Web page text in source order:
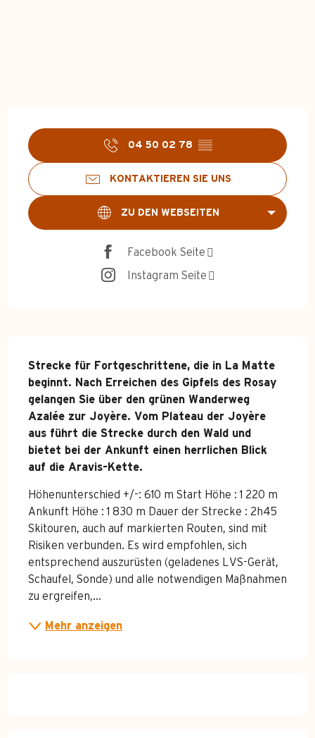
Öffnungszeiten &
04 50 02 78 ▒▒
KONTAKTIEREN SIE UNS
ZU DEN WEBSEITEN
Facebook Seite
Instagram Seite
Beschreibung
Strecke für Fortgeschrittene, die in La Matte
beginnt. Nach Erreichen des Gipfels des Rosay
gelangen Sie über den grünen Wanderweg
Azalée zur Joyère. Vom Plateau der Joyère
aus führt die Strecke durch den Wald und
bietet bei der Ankunft einen herrlichen Blick
auf die Aravis-Kette.
Höhenunterschied +/-: 610 m Start Höhe : 1 220 m
Ankunft Höhe : 1 830 m Dauer der Strecke : 2h45
Skitouren, auch auf markierten Routen, sind mit
Risiken verbunden. Es wird empfohlen, sich
entsprechend auszurüsten (geladenes LVS-Gerät,
Schaufel, Sonde) und alle notwendigen Maßnahmen
zu ergreifen,...
Mehr anzeigen